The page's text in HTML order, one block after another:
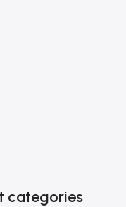
categories